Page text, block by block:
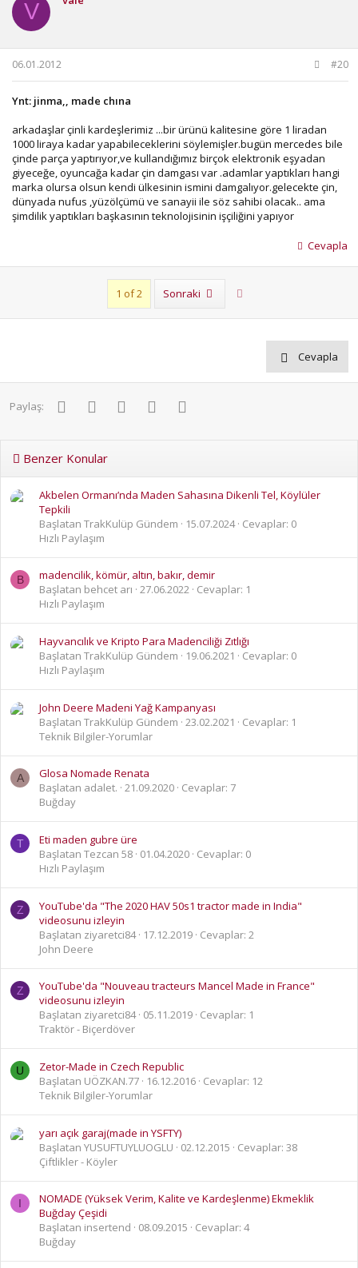
V
06.01.2012 #20
Ynt: jinma,, made chına
arkadaşlar çinli kardeşlerimiz ...bir ürünü kalitesine göre 1 liradan
1000 liraya kadar yapabileceklerini söylemişler.bugün mercedes bile
çinde parça yaptırıyor,ve kullandığımız birçok elektronik eşyadan
giyeceğe, oyuncağa kadar çin damgası var .adamlar yaptıkları hangi
marka olursa olsun kendi ülkesinin ismini damgalıyor.gelecekte çin,
dünyada nufus ,yüzölçümü ve sanayii ile söz sahibi olacak.. ama
şimdilik yaptıkları başkasının teknolojisinin işçiliğini yapıyor
Cevapla
1 of 2 Sonraki
Cevapla
Paylaş: FacebookTwitter PinterestWhatsApp
Benzer Konular
Akbelen Ormanı’nda Maden Sahasına Dikenli Tel, Köylüler
Tepkili
Başlatan TrakKulüp Gündem
15.07.2024 Cevaplar: 0
Hızlı Paylaşım
B
madencilik, kömür, altın, bakır, demir
Başlatan behcet arı 27.06.2022 Cevaplar: 1
Hızlı Paylaşım
Hayvancılık ve Kripto Para Madenciliği Zıtlığı
Başlatan TrakKulüp Gündem
19.06.2021
Cevaplar: 0
Hızlı Paylaşım
John Deere Madeni Yağ Kampanyası
Başlatan TrakKulüp Gündem 23.02.2021
Cevaplar: 1
Teknik Bilgiler-Yorumlar
A
Glosa Nomade Renata
Başlatan adalet. 21.09.2020 Cevaplar: 7
Buğday
T
Eti maden gubre üre
Başlatan Tezcan 58 01.04.2020 Cevaplar: 0
Hızlı Paylaşım
Z
YouTube'da "The 2020 HAV 50s1 tractor made in India"
videosunu izleyin
Başlatan ziyaretci84
17.12.2019 Cevaplar: 2
John Deere
Z
YouTube'da "Nouveau tracteurs Mancel Made in France"
videosunu izleyin
Başlatan ziyaretci84 05.11.2019 Cevaplar: 1
Traktör - Biçerdöver
U
Zetor-Made in Czech Republic
Başlatan UÖZKAN.77
16.12.2016 Cevaplar: 12
Teknik Bilgiler-Yorumlar
yarı açık garaj(made in YSFTY)
Başlatan YUSUFTUYLUOGLU
02.12.2015
Cevaplar: 38
Çiftlikler - Köyler
I
NOMADE (Yüksek Verim, Kalite ve Kardeşlenme) Ekmeklik
Buğday Çeşidi
Başlatan insertend
08.09.2015
Cevaplar: 4
Buğday